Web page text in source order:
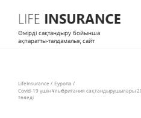
Өмірді сақтандыру бойынша
ақпаратты-талдамалық сайт
LifeInsurance / Еуропа /
Covid-19 үшін Ұлыбритания сақтандырушылары
төледі